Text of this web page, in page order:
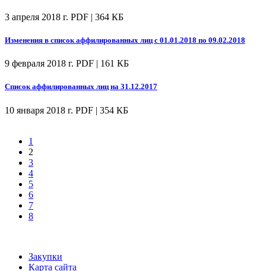
3 апреля 2018 г. PDF | 364 КБ
Изменения в список аффилированных лиц с 01.01.2018 по 09.02.2018
9 февраля 2018 г. PDF | 161 КБ
Список аффилированных лиц на 31.12.2017
10 января 2018 г. PDF | 354 КБ
1
2
3
4
5
6
7
8
Закупки
Карта сайта